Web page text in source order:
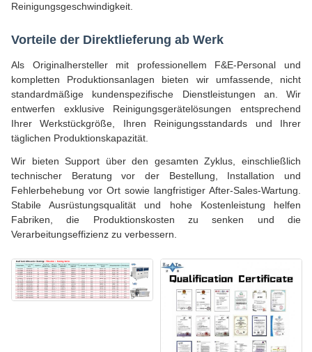
Reinigungsgeschwindigkeit.
Vorteile der Direktlieferung ab Werk
Als Originalhersteller mit professionellem F&E-Personal und
kompletten Produktionsanlagen bieten wir umfassende, nicht
standardmäßige kundenspezifische Dienstleistungen an. Wir
entwerfen exklusive Reinigungsgerätelösungen entsprechend
Ihrer Werkstückgröße, Ihren Reinigungsstandards und Ihrer
täglichen Produktionskapazität.
Wir bieten Support über den gesamten Zyklus, einschließlich
technischer Beratung vor der Bestellung, Installation und
Fehlerbehebung vor Ort sowie langfristiger After-Sales-Wartung.
Stabile Ausrüstungsqualität und hohe Kostenleistung helfen
Fabriken, die Produktionskosten zu senken und die
Verarbeitungseffizienz zu verbessern.